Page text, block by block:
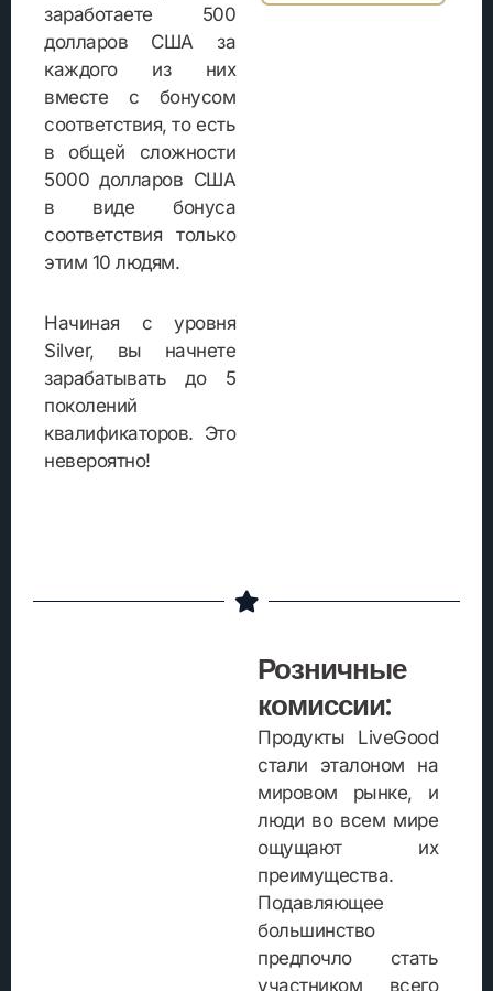
заработаете 500
долларов США за
каждого из них
вместе с бонусом
соответствия, то есть
в общей сложности
5000 долларов США
в виде бонуса
соответствия только
этим 10 людям.
Начиная с уровня
Silver, вы начнете
зарабатывать до 5
поколений
квалификаторов. Это
невероятно!
Розничные
комиссии:
Продукты LiveGood
стали эталоном на
мировом рынке, и
люди во всем мире
ощущают их
преимущества.
Подавляющее
большинство
предпочло стать
участником всего